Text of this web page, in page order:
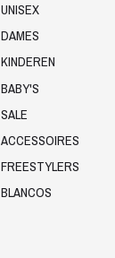
UNISEX
DAMES
KINDEREN
BABY'S
SALE
ACCESSOIRES
FREESTYLERS
BLANCOS